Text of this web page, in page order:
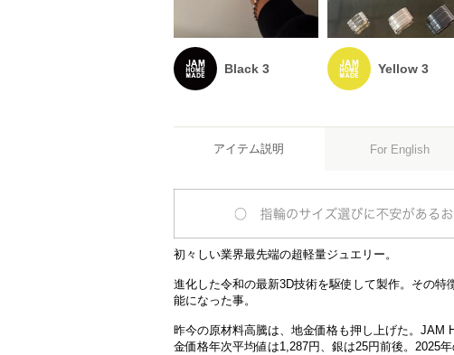
Black 3 Yellow 3
アイテム説明 For English
初々しい業界最先端の超軽量ジュエリー。
進化した令和の最新3D技術を駆使して製作。その特
能になった事。
昨今の原材料高騰は、地金価格も押し上げた。JAM
金価格年次平均値は1,287円、銀は25円前後。2025